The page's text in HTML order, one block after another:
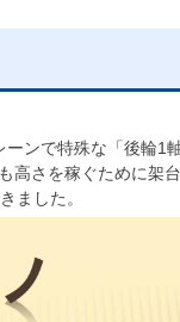
ンで特殊な「後輪1
高さを稼ぐために架
ました。